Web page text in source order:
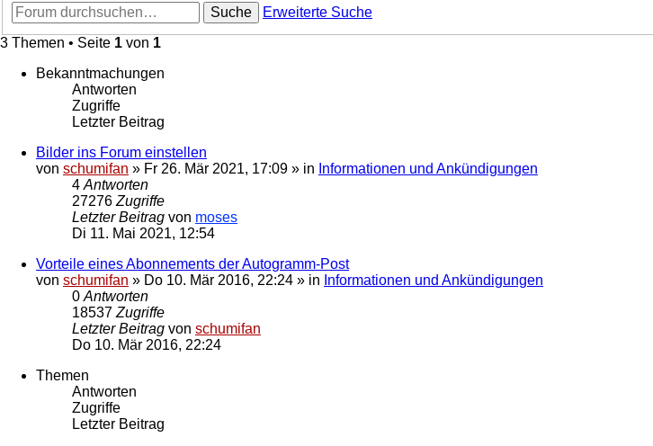
Suche
Erweiterte Suche
3 Themen • Seite 1 von 1
Bekanntmachungen
Antworten
Zugriffe
Letzter Beitrag
Bilder ins Forum einstellen
von schumifan » Fr 26. Mär 2021, 17:09 » in Informationen und Ankündigungen
4Antworten
27276Zugriffe
Letzter Beitrag von moses
Di 11. Mai 2021, 12:54
Vorteile eines Abonnements der Autogramm-Post
von schumifan » Do 10. Mär 2016, 22:24 » in Informationen und Ankündigungen
0Antworten
18537Zugriffe
Letzter Beitrag von schumifan
Do 10. Mär 2016, 22:24
Themen
Antworten
Zugriffe
Letzter Beitrag